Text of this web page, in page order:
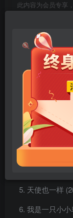
此内容为会员专享
年卡会员
Opening
飞鸟 (2002
任消遥 (2002
春天花会开
天使也一样
我是一只小